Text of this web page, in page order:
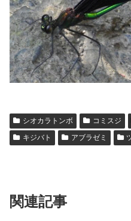
シオカラトンボ コミスジ
キジバト
アブラゼミ
関連記事